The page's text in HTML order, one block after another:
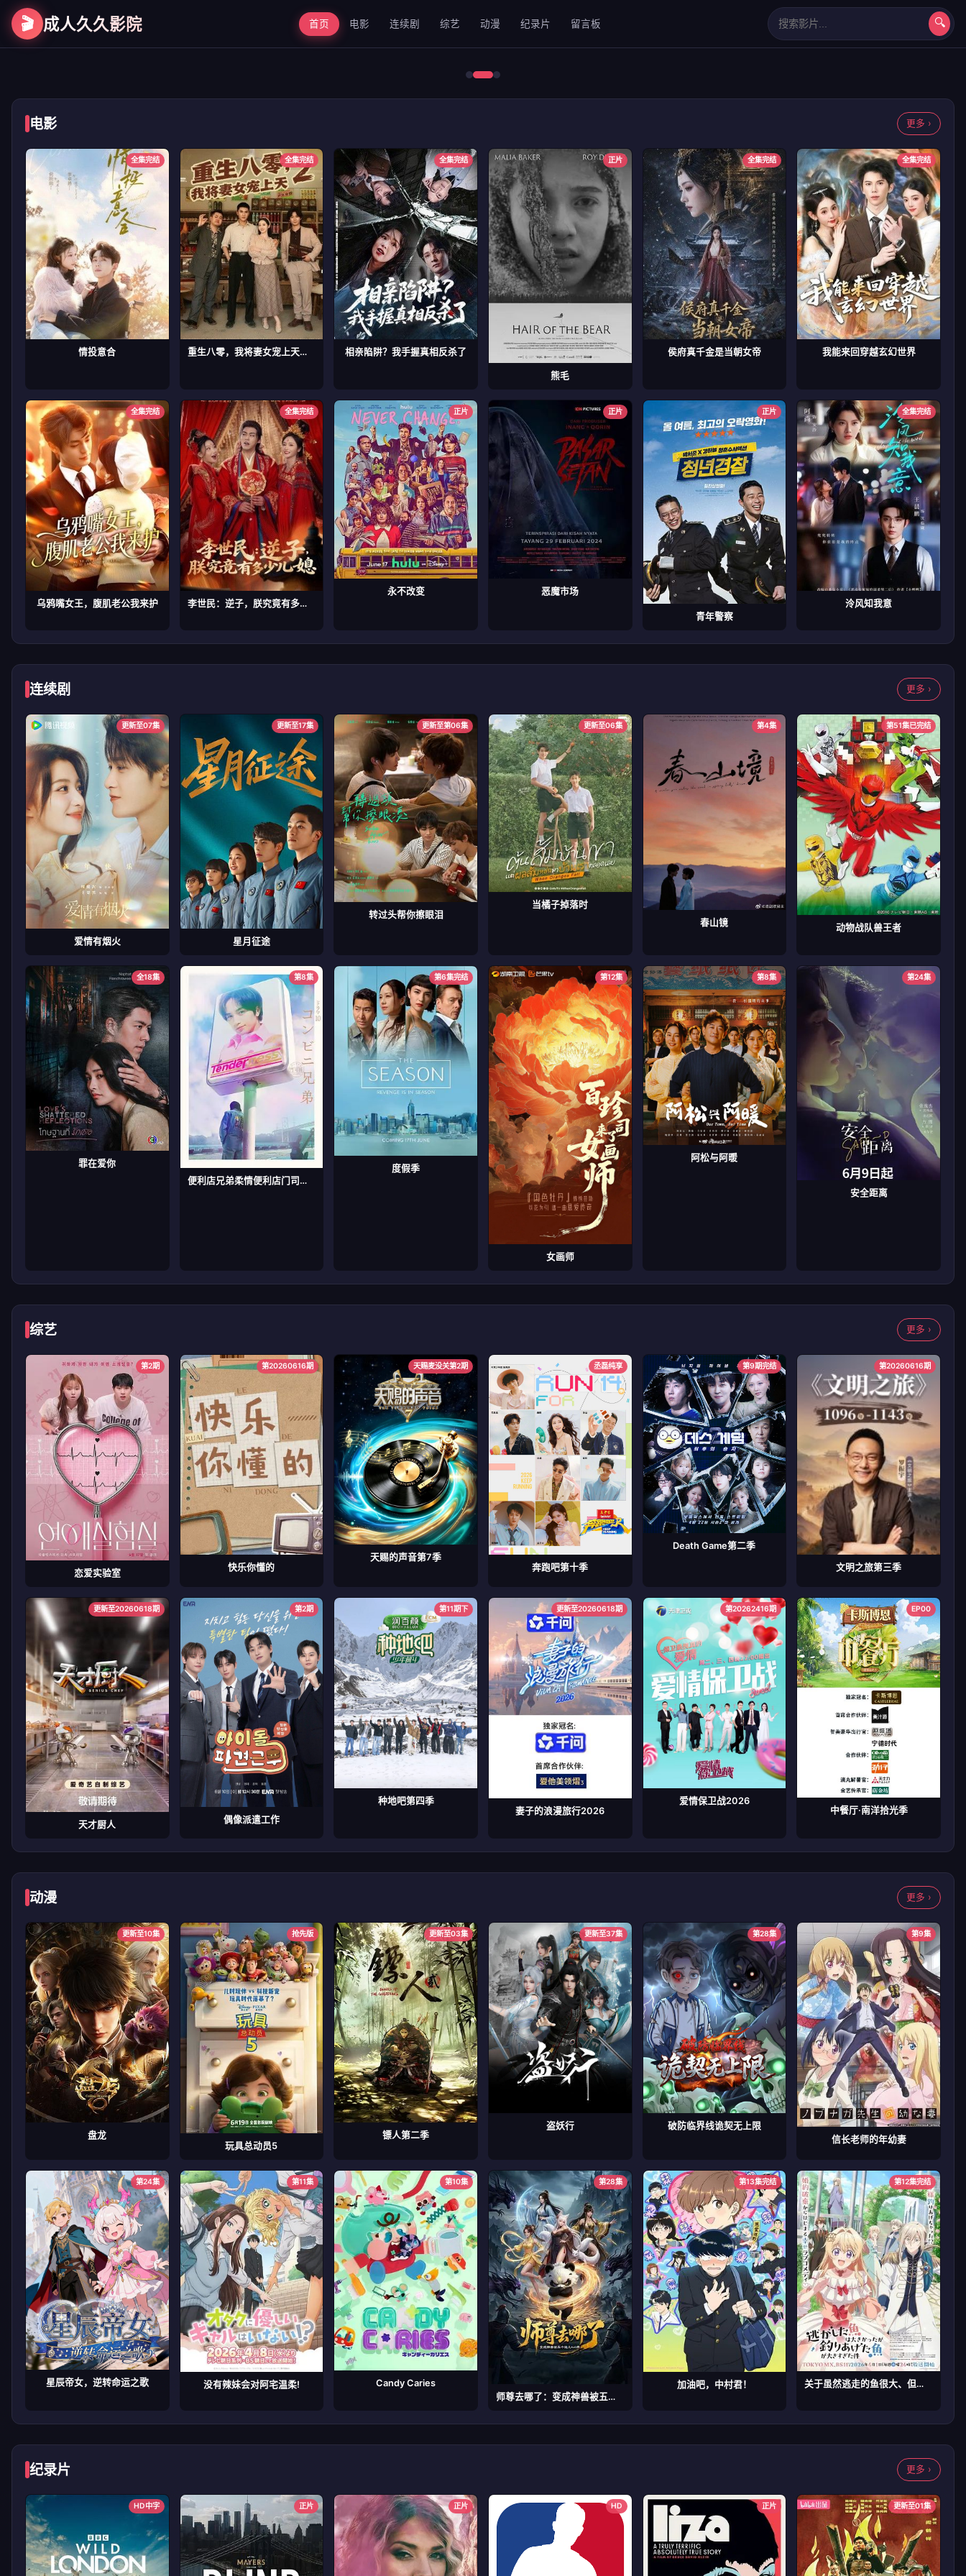
🎬 成人久久影院 首页 电影 连续剧 综艺 动漫 纪录片 留言板 🔍
第二次初见 错位2024
电影 更多 ›
全集完结
情投意合
全集完结
重生八零，我将妻女宠上天第二部
全集完结
相亲陷阱？我手握真相反杀了
正片
熊毛
全集完结
侯府真千金是当朝女帝
全集完结
我能来回穿越玄幻世界
全集完结
乌鸦嘴女王，腹肌老公我来护
全集完结
李世民：逆子，朕究竟有多少儿媳
正片
永不改变
正片
恶魔市场
正片
青年警察
全集完结
泠风知我意
连续剧 更多 ›
更新至07集
爱情有烟火
更新至17集
星月征途
更新至第06集
转过头帮你擦眼泪
更新至06集
当橘子掉落时
第4集
春山镜
第51集已完结
动物战队兽王者
全18集
罪在爱你
第8集
便利店兄弟柔情便利店门司港小金村门市
第6集完结
度假季
第12集
女画师
第8集
阿松与阿暖
第24集
安全距离
综艺 更多 ›
第2期
恋爱实验室
第20260616期
快乐你懂的
天赐麦没关第2期
天赐的声音第7季
丞磊纯享
奔跑吧第十季
第9期完结
Death Game第二季
第20260616期
文明之旅第三季
更新至20260618期
天才厨人
第2期
偶像派遣工作
第11期下
种地吧第四季
更新至20260618期
妻子的浪漫旅行2026
第20262416期
爱情保卫战2026
EP00
中餐厅·南洋拾光季
动漫 更多 ›
更新至10集
盘龙
抢先版
玩具总动员5
更新至03集
镖人第二季
更新至37集
盗妖行
第28集
破防临界线诡契无上限
第9集
信长老师的年幼妻
第24集
星辰帝女，逆转命运之歌
第11集
没有辣妹会对阿宅温柔!
第10集
Candy Caries
第28集
师尊去哪了：变成神兽被五个徒儿rua秃
第13集完结
加油吧，中村君！
第12集完结
关于虽然逃走的鱼很大、但钓上来的鱼却太大了这件事
纪录片 更多 ›
HD中字 正片 正片 HD 正片 更新至01集